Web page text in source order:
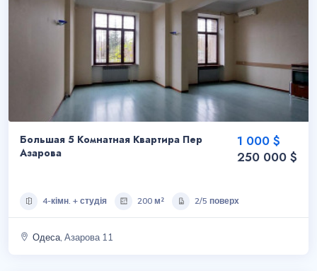
Большая 5 Комнатная Квартира Пер
Азарова
1 000 $
250 000 $
4-кімн. + студія 200 м² 2/5 поверх
Одеса , Азарова 11